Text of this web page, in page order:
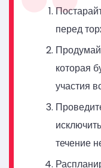
перед
которая
участия
течение